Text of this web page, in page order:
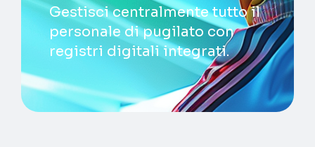
Gestisci centralmente tutto il
personale di pugilato con
registri digitali integrati.